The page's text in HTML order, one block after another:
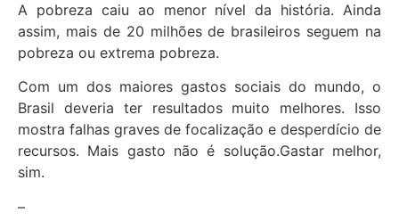
A pobreza caiu ao menor nível da história. Ainda
assim, mais de 20 milhões de brasileiros seguem na
pobreza ou extrema pobreza.
Com um dos maiores gastos sociais do mundo, o
Brasil deveria ter resultados muito melhores. Isso
mostra falhas graves de focalização e desperdício de
recursos. Mais gasto não é solução.Gastar melhor,
sim.
–